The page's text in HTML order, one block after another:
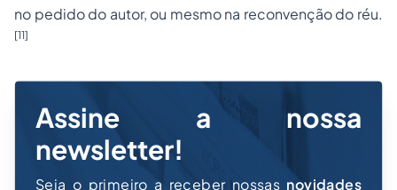
no pedido do autor, ou mesmo na reconvenção do réu.
[11]
Assine a nossa
newsletter!
Seja o primeiro a receber nossas novidades